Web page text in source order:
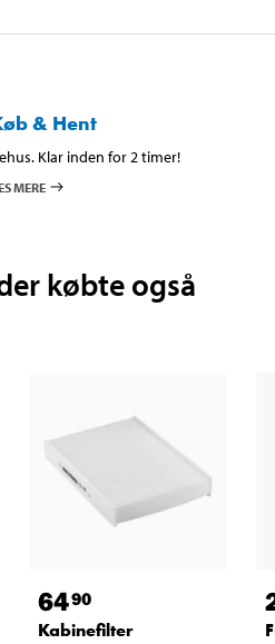
& Hent
Klar inden for 2 timer!
MERE
købte også
6490
Kabinefilter